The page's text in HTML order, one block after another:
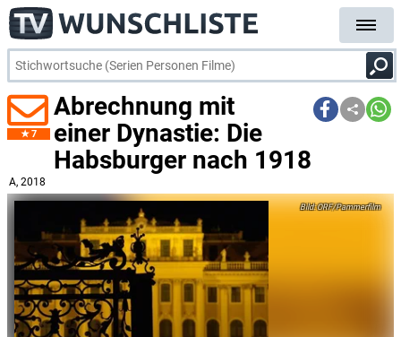
7
Abrechnung mit
einer Dynastie: Die
Habsburger nach 1918
A, 2018
ORF/Pammerfilm